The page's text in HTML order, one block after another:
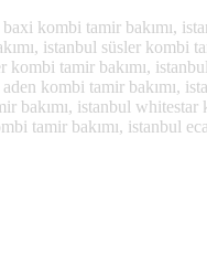
kombi tamir bakımı,
istanbul süsler kombi
tamir bakımı,
kombi tamir bakımı,
bakımı, istanbul
tamir bakımı, istanbul